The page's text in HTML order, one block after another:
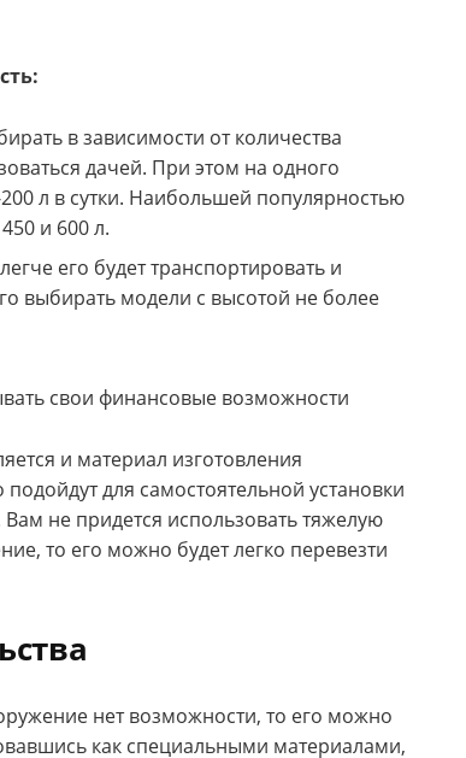
в зависимости от количества
дачей. При этом на одного
л в сутки. Наибольшей популярностью
и 600 л.
его будет транспортировать и
выбирать модели с высотой не более
свои финансовые возможности
и материал изготовления
для самостоятельной установки
не придется использовать тяжелую
то его можно будет легко перевезти
нет возможности, то его можно
как специальными материалами,